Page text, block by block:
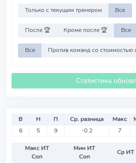
Только с текущим тренером Все
После 🏆 Кроме после 🏆 Все
Все
Статистика
В Н П Ср. разница Макс
6
5 9 -0.2 7
Макс ИТ
Соп
Мин ИТ
Соп
Ср ИТ